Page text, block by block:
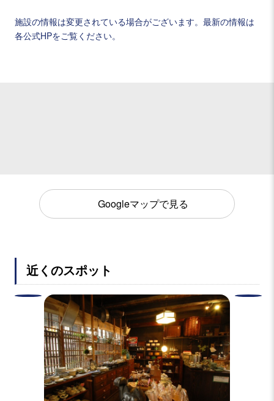
施設の情報は変更されている場合がございます。最新の情報は
各公式HPをご覧ください。
Googleマップで見る
近くのスポット